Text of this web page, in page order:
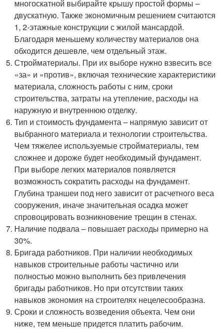
многоскатной выбирайте крышу простой формы –
двускатную. Также экономичным решением считаются
1, 2-этажные конструкции с жилой мансардой.
Благодаря меньшему количеству материалов она
обходится дешевле, чем отдельный этаж.
Стройматериалы. При их выборе нужно взвесить все
«за» и «против», включая технические характеристики
материала, сложность работы с ним, сроки
строительства, затраты на утепление, расходы на
наружную и внутреннюю отделку.
Тип и стоимость фундамента – напрямую зависит от
выбранного материала и технологии строительства.
Чем тяжелее используемые стройматериалы, тем
сложнее и дороже будет необходимый фундамент.
При выборе легких материалов появляется
возможность сократить расходы на фундамент.
Глубина траншеи под него зависит от расчетного веса
сооружения, иначе значительная осадка может
спровоцировать возникновение трещин в стенах.
Наличие подвала – повышает расходы примерно на
30%.
Бригада работников. При наличии необходимых
навыков строительные работы частично или
полностью можно выполнить без привлечения
бригады работников. Но при отсутствии таких
навыков экономия на строителях нецелесообразна.
Сроки и сложность возведения объекта. Чем они
ниже, тем меньше придется платить рабочим.